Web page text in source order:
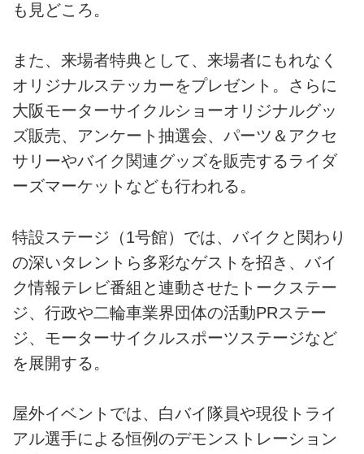
も見どころ。
また、来場者特典として、来場者にもれなく
オリジナルステッカーをプレゼント。さらに
大阪モーターサイクルショーオリジナルグッ
ズ販売、アンケート抽選会、パーツ＆アクセ
サリーやバイク関連グッズを販売するライダ
ーズマーケットなども行われる。
特設ステージ（1号館）では、バイクと関わり
の深いタレントら多彩なゲストを招き、バイ
ク情報テレビ番組と連動させたトークステー
ジ、行政や二輪車業界団体の活動PRステー
ジ、モーターサイクルスポーツステージなど
を展開する。
屋外イベントでは、白バイ隊員や現役トライ
アル選手による恒例のデモンストレーション